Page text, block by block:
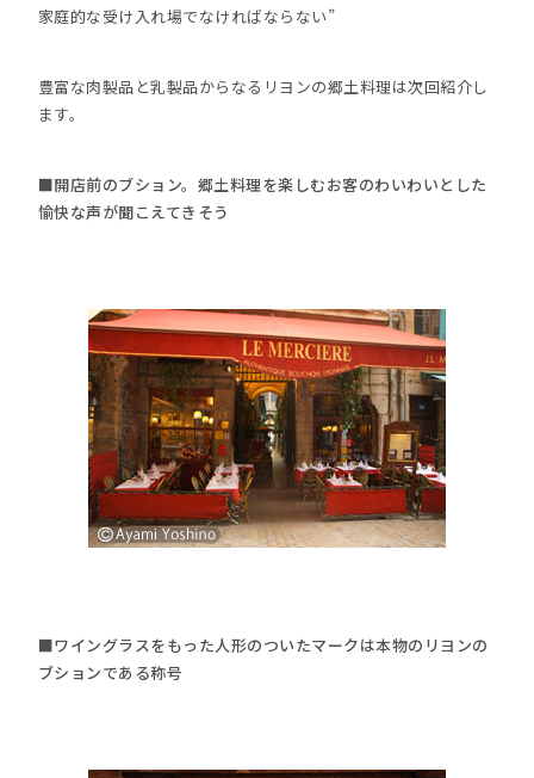
家庭的な受け入れ場でなければならない”
豊富な肉製品と乳製品からなるリヨンの郷土料理は次回紹介し
ます。
■開店前のブション。郷土料理を楽しむお客のわいわいとした
愉快な声が聞こえてきそう
■ワイングラスをもった人形のついたマークは本物のリヨンの
ブションである称号